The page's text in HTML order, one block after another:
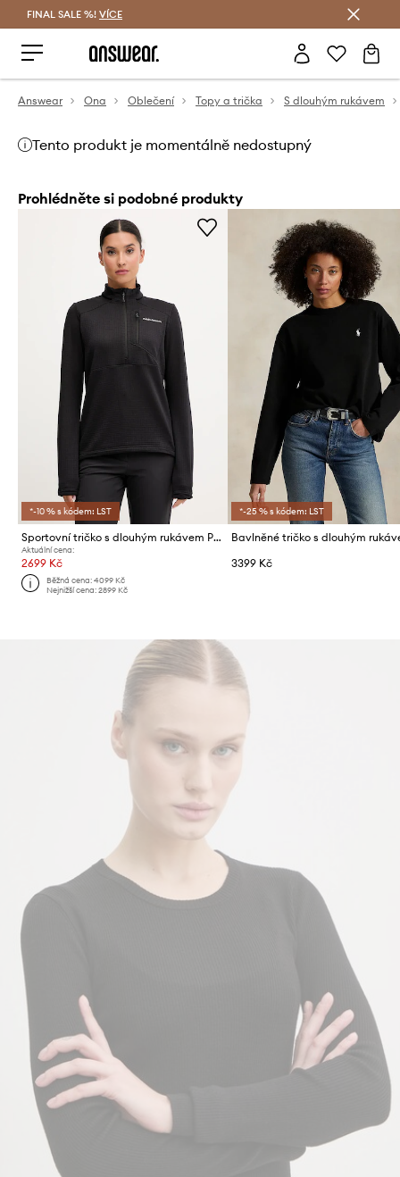
FINAL SALE %! VÍCE
Answear Ona Oblečení Topy a trička S dlouhým rukávem
Tento produkt je momentálně nedostupný
Prohlédněte si podobné produkty
*-10 % s kódem: LST
Sportovní tričko s dlouhým rukávem Peak Performance Trail
Aktuální cena:
2699 Kč
Běžná cena:4099 Kč
Nejnižší cena:2899 Kč
*-25 % s kódem: LST
3399 Kč